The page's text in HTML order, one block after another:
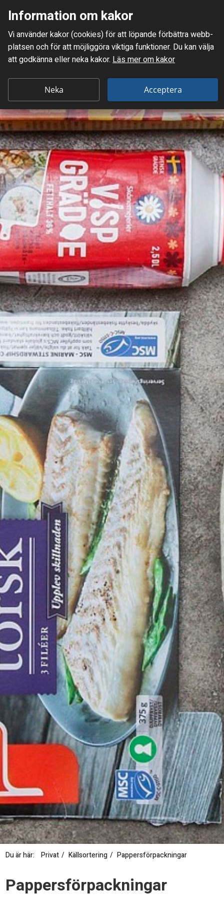
Mellanskånes Renhållnings AB
Du är här: Privat Källsortering Pappersförpackningar
P
aPappersförpackningar
Information om kakor
Vi använder kakor (cookies) för att löpande förbättra webb­
platsen och för att möjlig­göra viktiga funktioner. Du kan välja
att godkänna eller neka kakor. Läs mer om kakor
Neka Acceptera